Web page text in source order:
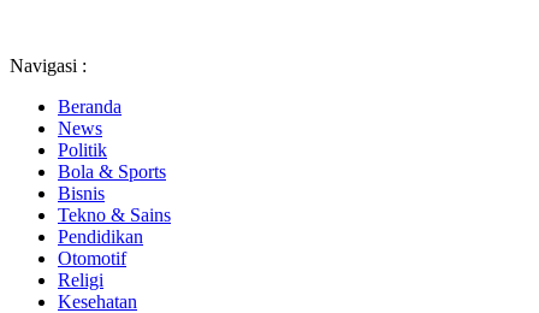
Navigasi :
Beranda
News
Politik
Bola & Sports
Bisnis
Tekno & Sains
Pendidikan
Otomotif
Religi
Kesehatan